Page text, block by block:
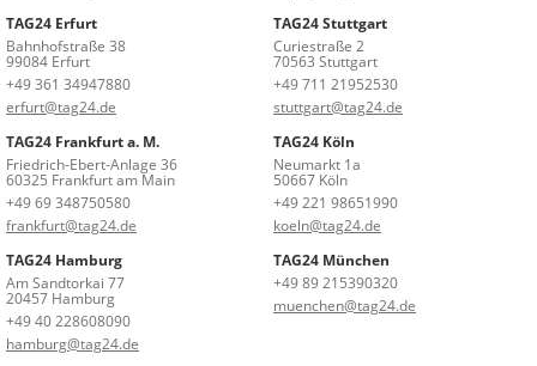
TAG24 Erfurt
Bahnhofstraße 38
99084 Erfurt
+49 361 34947880
erfurt@tag24.de
TAG24 Stuttgart
Curiestraße 2
70563 Stuttgart
+49 711 21952530
stuttgart@tag24.de
TAG24 Frankfurt a. M.
Friedrich-Ebert-Anlage 36
60325 Frankfurt am Main
+49 69 348750580
frankfurt@tag24.de
TAG24 Köln
Neumarkt 1a
50667 Köln
+49 221 98651990
koeln@tag24.de
TAG24 Hamburg
Am Sandtorkai 77
20457 Hamburg
+49 40 228608090
hamburg@tag24.de
TAG24 München
+49 89 215390320
muenchen@tag24.de